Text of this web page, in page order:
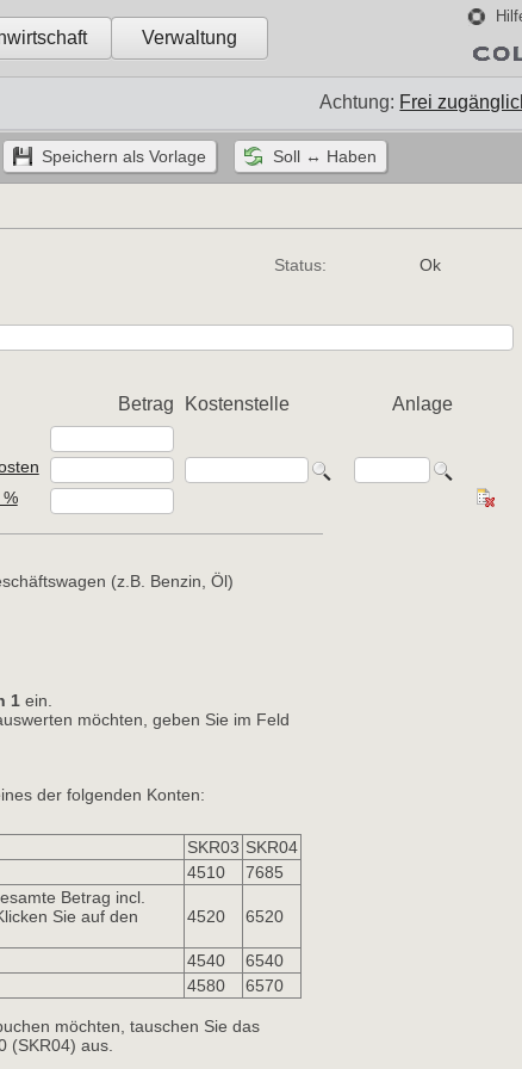
Verwaltung
Achtung: Frei
Status:
Ok
Betrag Kostenstelle Anlage
(z.B. Benzin, Öl)
1 ein.
möchten, geben Sie im Feld
der folgenden Konten:
SKR03 SKR04
4510
7685
Betrag incl.
Sie auf den
4520 6520
4540
6540
4580 6570
möchten, tauschen Sie das
(SKR04) aus.